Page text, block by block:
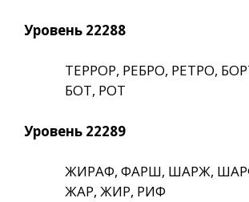
Уровень 22288
ТЕРРОР, РЕБРО, РЕТРО,
БОТ, РОТ
Уровень 22289
ЖИРАФ, ФАРШ, ШАРЖ,
ЖАР, ЖИР, РИФ